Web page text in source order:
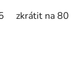
zkrátit na 80